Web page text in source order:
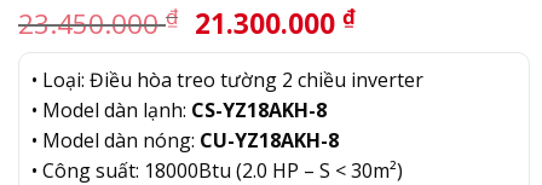
23.450.000₫ Giá
gốc
là:
23.450.000 ₫.
21.300.000 ₫Giá
hiện
tại
• Loại: Điều hòa treo tường 2 chiều inverter
• Model dàn lạnh: CS-YZ18AKH-8
• Model dàn nóng: CU-YZ18AKH-8
• Công suất: 18000Btu (2.0 HP – S < 30m²)